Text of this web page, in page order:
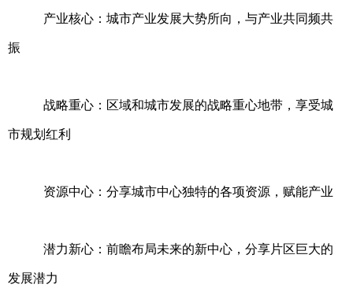
产业核心：城市产业发展大势所向，与产业共同频共
振
战略重心：区域和城市发展的战略重心地带，享受城
市规划红利
资源中心：分享城市中心独特的各项资源，赋能产业
潜力新心：前瞻布局未来的新中心，分享片区巨大的
发展潜力